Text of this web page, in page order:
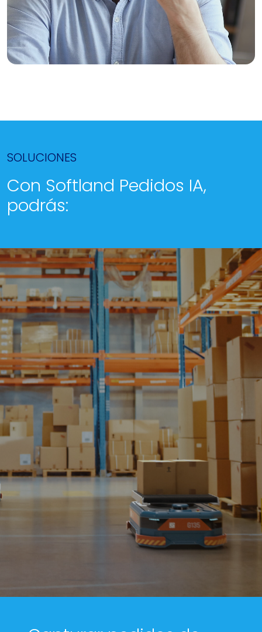
SOLUCIONES
Con Softland Pedidos IA,
podrás: